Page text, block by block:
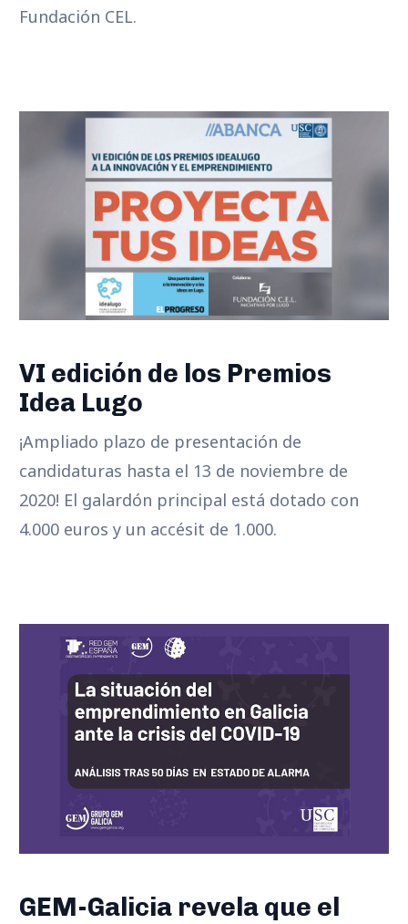
Fundación CEL.
VI edición de los Premios
Idea Lugo
¡Ampliado plazo de presentación de
candidaturas hasta el 13 de noviembre de
2020! El galardón principal está dotado con
4.000 euros y un accésit de 1.000.
GEM-Galicia revela que el